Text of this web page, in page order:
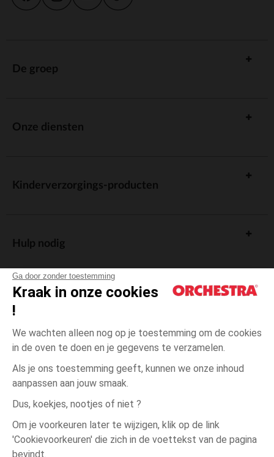
Ga door zonder toestemming
Kraak in onze cookies
!
We wachten alleen nog op je toestemming om de cookies
in de oven te doen en je gegevens te verzamelen.
Als je ons toestemming geeft, kunnen we onze inhoud
aanpassen aan jouw smaak.
Dus, koekjes, nootjes of niet ?
Om je voorkeuren later te wijzigen, klik op de link
'Cookievoorkeuren' die zich in de voettekst van de pagina
bevindt.
Roze Roze
3
De groep
Onze diensten
Kinderverzorgings-producten
Hulp nodig
Algemene verkoopsvoorwaarden
Wettelijke bepalingen
Persoonsgegevens